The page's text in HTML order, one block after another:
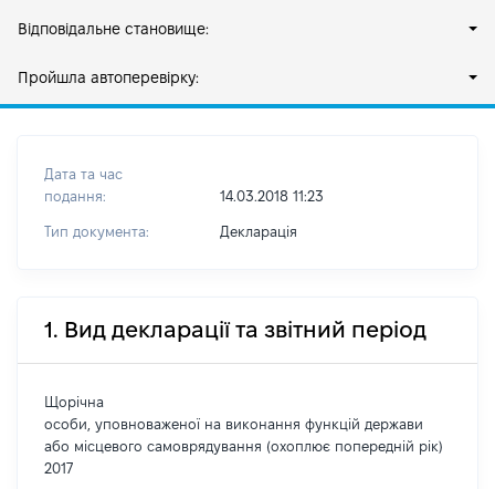
Відповідальне становище:
Пройшла автоперевірку:
Дата та час
подання:
14.03.2018 11:23
Тип документа: Декларація
1. Вид декларації та звітний період
Щорічна
особи, уповноваженої на виконання функцій держави
або місцевого самоврядування (охоплює попередній рік)
2017